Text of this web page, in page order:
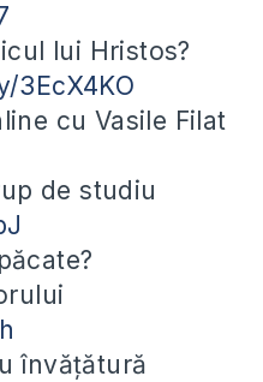
lui Hristos?
3EcX4KO
cu Vasile Filat
de studiu
învățătură